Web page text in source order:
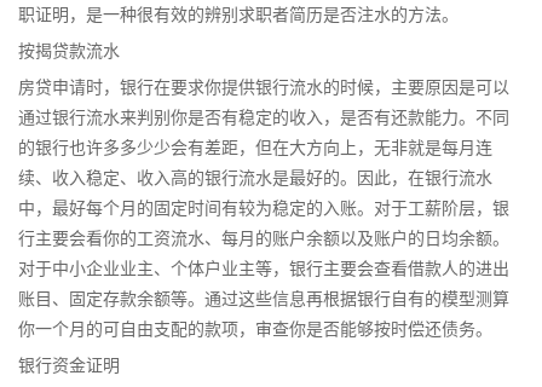
职证明，是一种很有效的辨别求职者简历是否注水的方法。
按揭贷款流水
房贷申请时，银行在要求你提供银行流水的时候，主要原因是可以
通过银行流水来判别你是否有稳定的收入，是否有还款能力。不同
的银行也许多多少少会有差距，但在大方向上，无非就是每月连
续、收入稳定、收入高的银行流水是最好的。因此，在银行流水
中，最好每个月的固定时间有较为稳定的入账。对于工薪阶层，银
行主要会看你的工资流水、每月的账户余额以及账户的日均余额。
对于中小企业业主、个体户业主等，银行主要会查看借款人的进出
账目、固定存款余额等。通过这些信息再根据银行自有的模型测算
你一个月的可自由支配的款项，审查你是否能够按时偿还债务。
银行资金证明